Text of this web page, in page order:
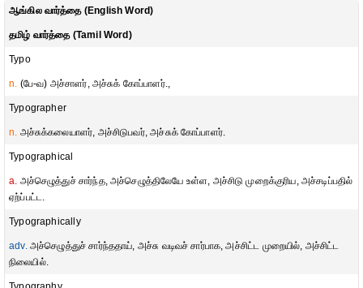
ஆங்கில வார்த்தை (English Word)
தமிழ் வார்த்தை (Tamil Word)
Typo
n. (பே-வ) அச்சாளர், அச்சுக் கோப்பாளர்.,
Typographer
n. அச்சுக்கலையாளர், அச்சிடுபவர், அச்சுக் கோப்பாளர்.
Typographical
a. அச்செழுத்துச் சார்ந்த, அச்செழுத்திலேயே உள்ள, அச்சிடு முறைக்குரிய, அச்சடிப்பதில்
ஏற்ப்பட்ட.
Typographically
adv.அச்செழுத்துச் சார்ந்ததாய், அச்சு வடிவச் சார்பாக, அச்சிட்ட முறையில், அச்சிட்ட
நிலையில்.